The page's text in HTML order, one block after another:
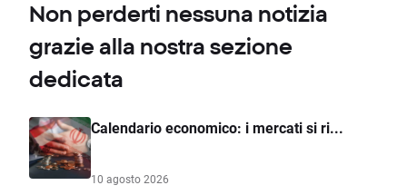
Non perderti nessuna notizia
grazie alla nostra sezione
dedicata
Calendario economico: i mercati si ri...
10 agosto 2026